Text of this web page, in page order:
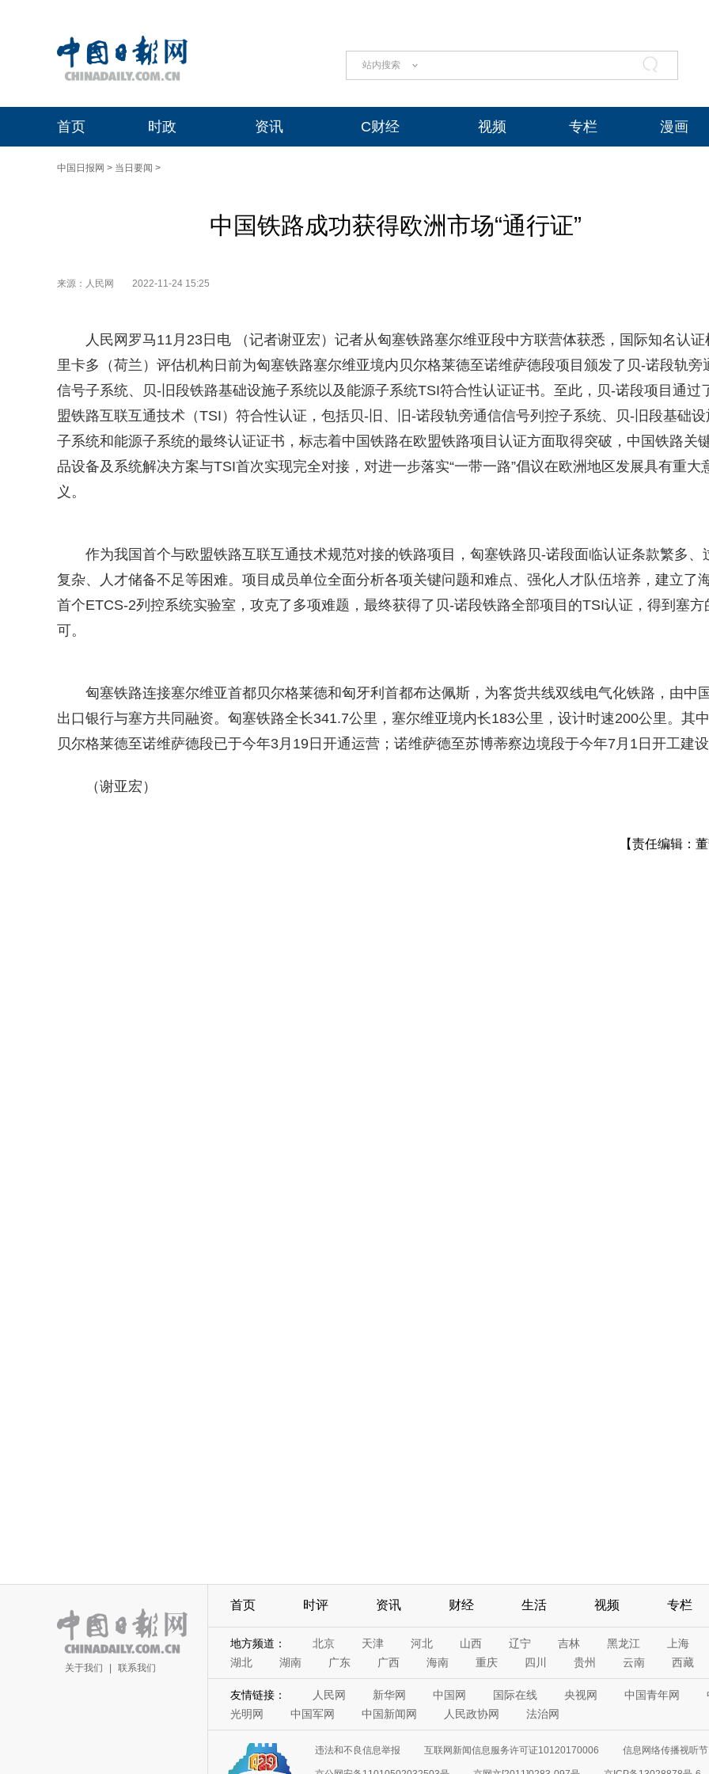
站内搜索
首页 时政 资讯 C财经 视频 专栏 漫画
中国日报网 > 当日要闻 >
中国铁路成功获得欧洲市场“通行证”
来源：人民网 2022-11-24 15:25
人民网罗马11月23日电 （记者谢亚宏）记者从匈塞铁路塞尔维亚段中方联营体获悉，国际知名认证
里卡多（荷兰）评估机构日前为匈塞铁路塞尔维亚境内贝尔格莱德至诺维萨德段项目颁发了贝-诺段轨旁
信号子系统、贝-旧段铁路基础设施子系统以及能源子系统TSI符合性认证证书。至此，贝-诺段项目通过
盟铁路互联互通技术（TSI）符合性认证，包括贝-旧、旧-诺段轨旁通信信号列控子系统、贝-旧段基础设
子系统和能源子系统的最终认证证书，标志着中国铁路在欧盟铁路项目认证方面取得突破，中国铁路关
品设备及系统解决方案与TSI首次实现完全对接，对进一步落实“一带一路”倡议在欧洲地区发展具有重大
义。
作为我国首个与欧盟铁路互联互通技术规范对接的铁路项目，匈塞铁路贝-诺段面临认证条款繁多、
复杂、人才储备不足等困难。项目成员单位全面分析各项关键问题和难点、强化人才队伍培养，建立了
首个ETCS-2列控系统实验室，攻克了多项难题，最终获得了贝-诺段铁路全部项目的TSI认证，得到塞方
可。
匈塞铁路连接塞尔维亚首都贝尔格莱德和匈牙利首都布达佩斯，为客货共线双线电气化铁路，由中
出口银行与塞方共同融资。匈塞铁路全长341.7公里，塞尔维亚境内长183公里，设计时速200公里。其
贝尔格莱德至诺维萨德段已于今年3月19日开通运营；诺维萨德至苏博蒂察边境段于今年7月1日开工建
（谢亚宏）
【责任编辑：
关于我们 | 联系我们
首页 时评 资讯 财经 生活 视频 专栏
地方频道： 北京 天津 河北 山西 辽宁 吉林 黑龙江
上海
湖北
湖南 广东 广西 海南 重庆 四川 贵州 云南 西藏
友情链接： 人民网 新华网 中国网 国际在线 央视网 中国青年网
光明网
中国军网 中国新闻网 人民政协网 法治网
违法和不良信息举报 互联网新闻信息服务许可证10120170006 信息网络传播视听